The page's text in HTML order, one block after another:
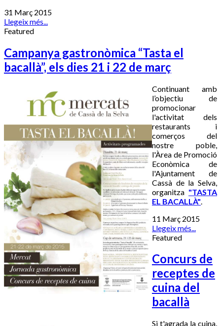
31 Març 2015
Llegeix més...
Featured
Campanya gastronòmica “Tasta el
bacallà”, els dies 21 i 22 de març
Continuant amb
l’objectiu de
promocionar
l'activitat dels
restaurants i
comerços del
nostre poble,
l'Àrea de Promoció
Econòmica de
l'Ajuntament de
Cassà de la Selva,
organitza "TASTA
EL BACALLÀ"
11 Març 2015
Llegeix més...
Featured
Concurs de
receptes de
cuina del
bacallà
Si t'agrada la cuina,